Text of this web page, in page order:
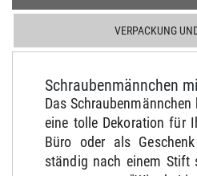
VERPACKUNG
Schraubenmännchen
Das
eine tolle Dekoration für
Büro oder als
ständig nach einem Stift